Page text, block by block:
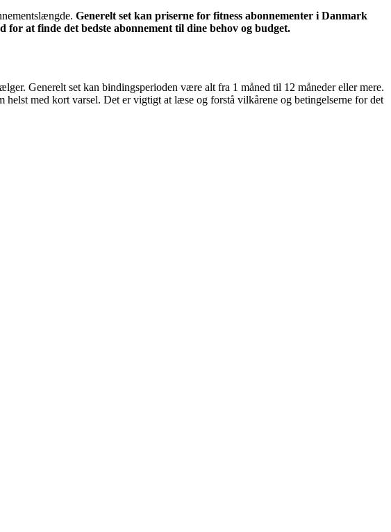
Generelt set kan priserne for fitness abonnementer i Danmark
at finde det bedste abonnement til dine behov og budget.
Generelt set kan bindingsperioden være alt fra 1 måned til 12 måneder eller mere.
med kort varsel. Det er vigtigt at læse og forstå vilkårene og betingelserne for det